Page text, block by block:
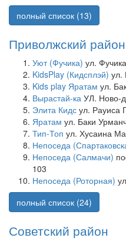
полный список (13)
Приволжский район
Уют (Фучика) ул.
KidsPlay (Кидсплэй) ул.
Kids play Яратам ул.
Вырастай-ка УЛ. Ново-
Элита Кидс ул. Рауиса
Яратам ул. Баки
Тип-Топ ул. Хусаина
Непоседа
Непоседа (Салмачи)
103
Непоседа (Роторная)
полный список (24)
Советский район